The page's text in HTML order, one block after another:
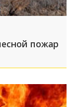
пожар